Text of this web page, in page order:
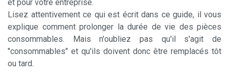
et pour votre entreprise.
Lisez attentivement ce qui est écrit dans ce guide, il vous
explique comment prolonger la durée de vie des pièces
consommables. Mais n'oubliez pas qu'il s'agit de
"consommables" et qu'ils doivent donc être remplacés tôt
ou tard.